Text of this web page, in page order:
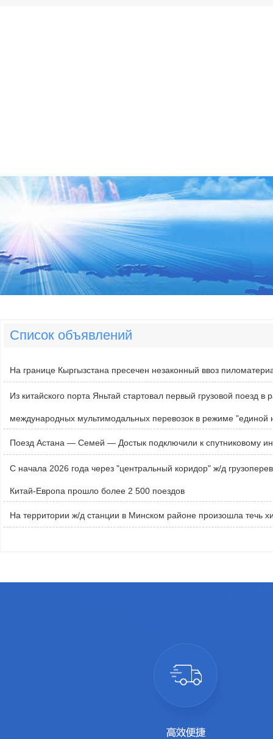
Список объявлений
На границе Кыргызстана пресечен незаконный ввоз
Из китайского порта Яньтай стартовал первый грузовой поезд в
международных мультимодальных перевозок в режиме "единой
Поезд Астана — Семей — Достык подключили к спутниковому
С начала 2026 года через "центральный коридор" ж/д
Китай-Европа прошло более 2 500 поездов
На территории ж/д станции в Минском районе произошла течь